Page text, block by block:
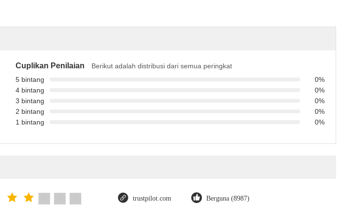
Cuplikan Penilaian
Berikut adalah distribusi dari semua peringkat
5 bintang
0%
4 bintang
0%
3 bintang
0%
2 bintang
0%
1 bintang
0%
trustpilot.com Berguna (8987)